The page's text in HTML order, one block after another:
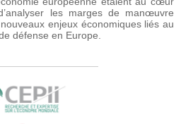
les marges de manœuvre
enjeux économiques liés au
défense en Europe.